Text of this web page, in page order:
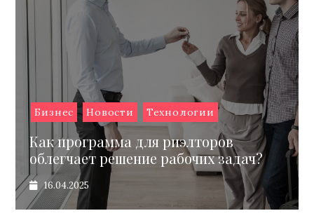
Бизнес Новости Технологии
Как программа для риэлторов
облегчает решение рабочих задач?
16.04.2025